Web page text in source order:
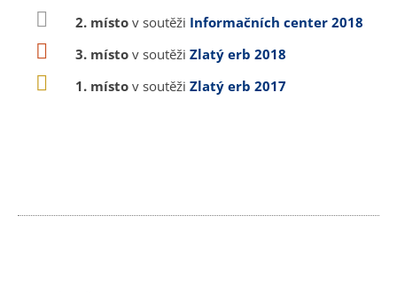
2. místo v soutěži Informačních center 2018
3. místo v soutěži Zlatý erb 2018
1. místo v soutěži Zlatý erb 2017